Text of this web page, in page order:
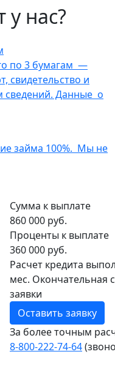
нас?
по 3 бумагам —
свидетельство и
сведений. Данные о
займа 100%. Мы не
Сумма к выплате
860 000 руб.
Проценты к выплате
360 000 руб.
Расчет кредита
мес. Окончательная
заявки
Оставить заявку
За более точным
8‑800‑222‑74‑64